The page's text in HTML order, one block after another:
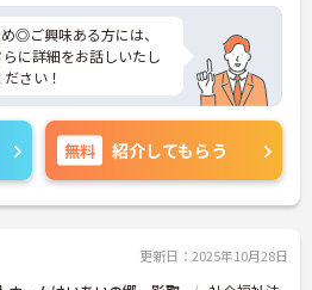
◎ご興味ある方には、
に詳細をお話しいたし
さい！
無料 紹介してもらう
更新日：2025年10月28日